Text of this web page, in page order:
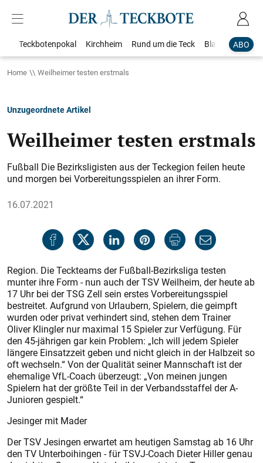
ABO
Teckbotenpokal Kirchheim Rund um die Teck Blaulicht
Home Weilheimer testen erstmals
Unzugeordnete Artikel
Weilheimer testen erstmals
Fußball Die Bezirksligisten aus der Teckegion feilen heute
und morgen bei Vorbereitungsspielen an ihrer Form.
16.07.2021
Region. Die Teckteams der Fußball-Bezirksliga testen
munter ihre Form - nun auch der TSV Weilheim, der heute ab
17 Uhr bei der TSG Zell sein erstes Vorbereitungsspiel
bestreitet. Aufgrund von Urlaubern, Spielern, die geimpft
wurden oder privat verhindert sind, stehen dem Trainer
Oliver Klingler nur maximal 15 Spieler zur Verfügung. Für
den 45-jährigen gar kein Problem: „Ich will jedem Spieler
längere Einsatzzeit geben und nicht gleich in der Halbzeit so
oft wechseln.“ Von der Qualität seiner Mannschaft ist der
ehemalige VfL-Coach überzeugt: „Von meinen jungen
Spielern hat der größte Teil in der Verbandsstaffel der A-
Junioren gespielt.“
Jesinger mit Mader
Der TSV Jesingen erwartet am heutigen Samstag ab 16 Uhr
den TV Unterboihingen - für TSVJ-Coach Dieter Hiller genau